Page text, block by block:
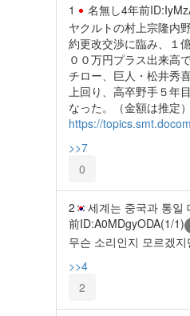
1 名無し4年前
ヤクルトの村上宗隆内
約更改交渉に臨み、１
００万円プラス出来高
チロー、巨人・松井秀
上回り、高卒野手５年
なった。（金額は推定）
https://
>>7
0
2 세계는 중국과 통일
前ID:A0MDgyODA(1/1)
무슨 소리인지 모르겠
>>4
2